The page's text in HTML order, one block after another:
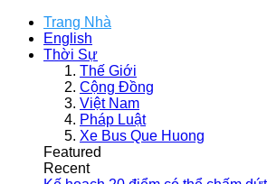
Trang Nhà
English
Thời Sự
Thế Giới
Cộng Đồng
Việt Nam
Pháp Luật
Xe Bus Que Huong
Featured
Recent